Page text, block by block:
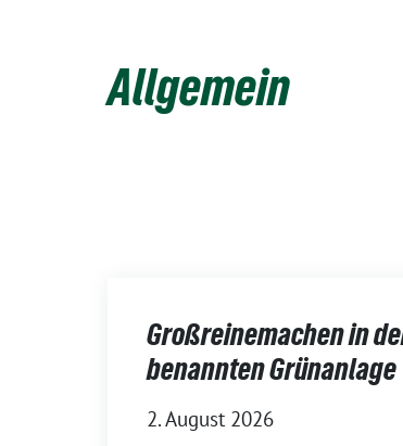
Allgemein
Großreinemachen in
benannten Grünanlage
2. August 2026